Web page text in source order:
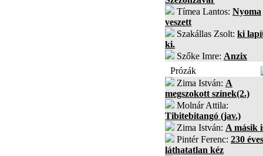
Tímea Lantos: Nyoma
veszett
Szakállas Zsolt: ki
ki.
Szőke Imre: Anzix
Prózák
Zima István: A
megszokott színek(2.)
Molnár Attila:
Tibitebitangó (jav.)
Zima István: A másik
Pintér Ferenc: 230
láthatatlan kéz